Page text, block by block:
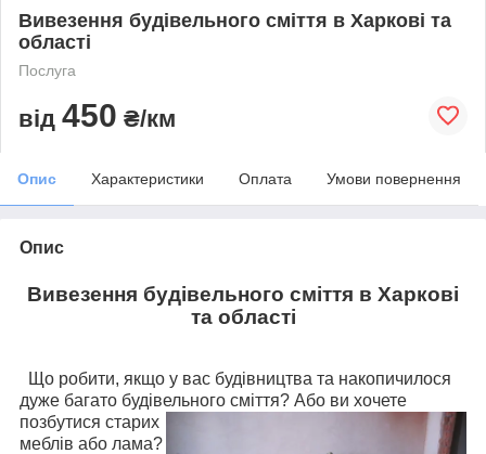
Вивезення будівельного сміття в Харкові та
області
Послуга
від 450 ₴/км
Опис Характеристики Оплата Умови повернення
Опис
Вивезення будівельного сміття в Харкові
та області
Що робити, якщо у вас будівництва та накопичилося
дуже багато будівельного сміття? Або ви хочете
позбутися старих
меблів або лама?